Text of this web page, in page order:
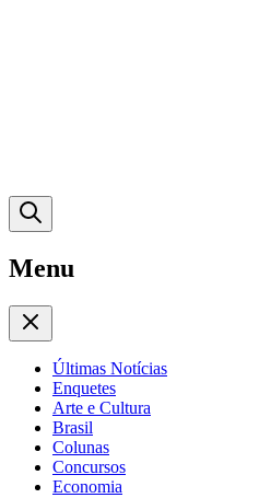
Menu
Últimas Notícias
Enquetes
Arte e Cultura
Brasil
Colunas
Concursos
Economia